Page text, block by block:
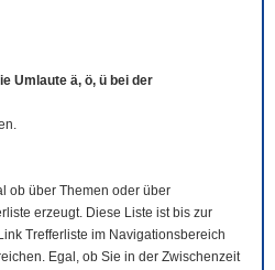
Umlaute ä, ö, ü bei der
ob über Themen oder über
erzeugt. Diese Liste ist bis zur
Trefferliste im Navigationsbereich
Egal, ob Sie in der Zwischenzeit